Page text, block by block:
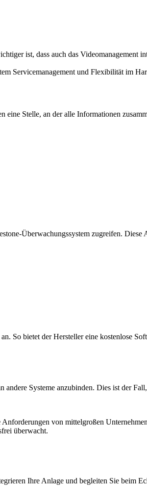
ist, dass auch das
Servicemanagement und Flexibilität im
eine Stelle, an der alle Informationen
Überwachungssystem zugreifen.
So bietet der Hersteller eine kostenlose
Systeme anzubinden. Dies ist der
von mittelgroßen
überwacht.
Ihre Anlage und begleiten Sie beim